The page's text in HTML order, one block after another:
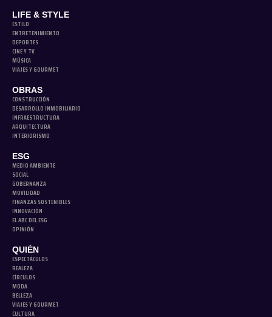
LIFE & STYLE
ESTILO
ENTRETENIMIENTO
DEPORTES
CINE Y TV
MÚSICA
VIAJES Y GOURMET
OBRAS
CONSTRUCCIÓN
DESARROLLO INMOBILIARIO
INFRAESTRUCTURA
ARQUITECTURA
INTERIORISMO
ESG
MEDIO AMBIENTE
SOCIAL
GOBERNANZA
MOVILIDAD
FINANZAS SOSTENIBLES
INNOVACIÓN
EL ABC DEL ESG
OPINIÓN
QUIÉN
ESPECTÁCULOS
REALEZA
CÍRCULOS
MODA
BELLEZA
VIAJES Y GOURMET
CULTURA